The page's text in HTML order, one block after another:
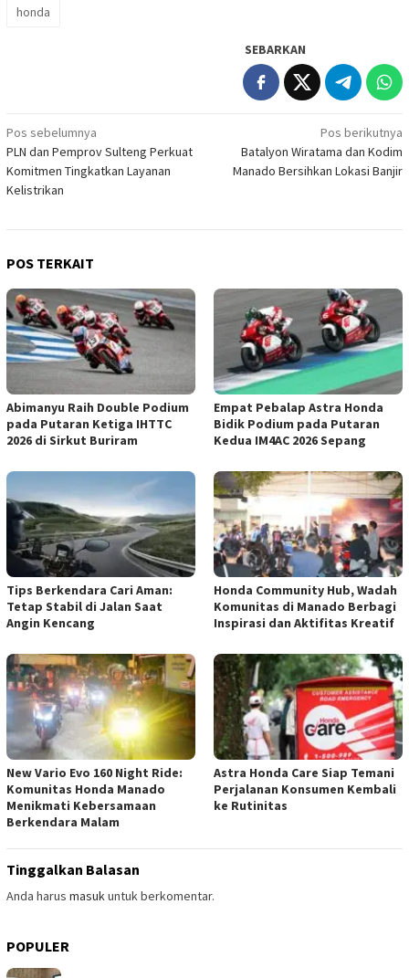
honda
SEBARKAN
Navigasi
pos
Pos sebelumnya
PLN dan Pemprov Sulteng Perkuat
Komitmen Tingkatkan Layanan
Kelistrikan
Pos berikutnya
Batalyon Wiratama dan Kodim
Manado Bersihkan Lokasi Banjir
POS TERKAIT
Abimanyu Raih Double Podium
pada Putaran Ketiga IHTTC
2026 di Sirkut Buriram
Empat Pebalap Astra Honda
Bidik Podium pada Putaran
Kedua IM4AC 2026 Sepang
Tips Berkendara Cari Aman:
Tetap Stabil di Jalan Saat
Angin Kencang
Honda Community Hub, Wadah
Komunitas di Manado Berbagi
Inspirasi dan Aktifitas Kreatif
New Vario Evo 160 Night Ride:
Komunitas Honda Manado
Menikmati Kebersamaan
Berkendara Malam
Astra Honda Care Siap Temani
Perjalanan Konsumen Kembali
ke Rutinitas
Tinggalkan Balasan
Anda harus masukuntuk berkomentar.
POPULER